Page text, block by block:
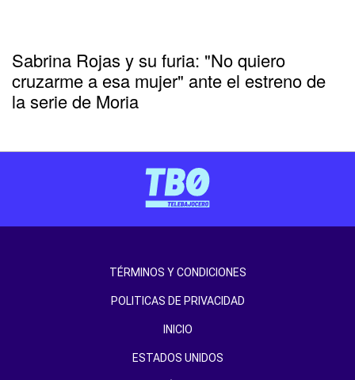
Sabrina Rojas y su furia: "No quiero
cruzarme a esa mujer" ante el estreno de
la serie de Moria
TÉRMINOS Y CONDICIONES
POLITICAS DE PRIVACIDAD
INICIO
ESTADOS UNIDOS